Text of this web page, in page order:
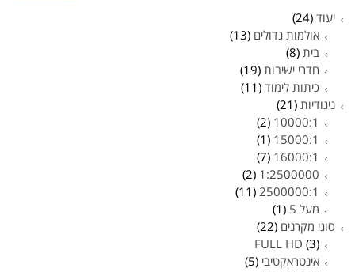
יעוד (24)
אולמות גדולים (13)
בית (8)
חדרי ישיבות (19)
כיתות לימוד (11)
ניגודיות (21)
10000:1
(2)
15000:1
(1)
16000:1
(7)
1:2500000
(2)
2500000:1
(11)
מעל 5
(1)
סוגי מקרנים (22)
FULL HD (3)
אינטראקטיבי (5)